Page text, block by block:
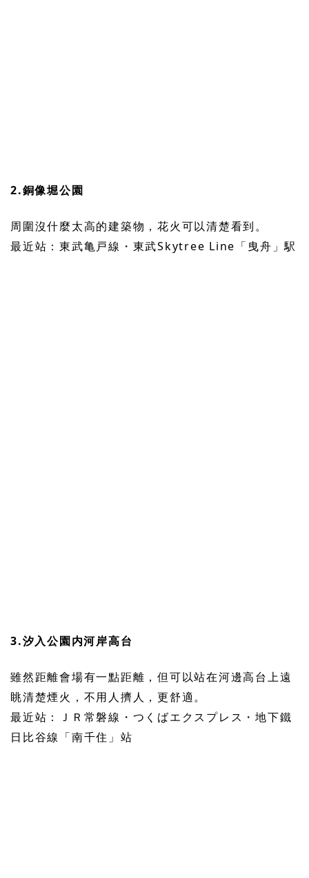
2.銅像堀公園
周圍沒什麼太高的建築物，花火可以清楚看到。
最近站：東武亀戸線・東武Skytree Line「曳舟」駅
3.汐入公園内河岸高台
雖然距離會場有一點距離，但可以站在河邊高台上遠
眺清楚煙火，不用人擠人，更舒適。
最近站：ＪＲ常磐線・つくばエクスプレス・地下鐵
日比谷線「南千住」站